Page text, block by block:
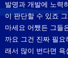
발명과 개발에 노력
이 판단할 수 있죠
마세요 어쨌든 그들
까요 그건 진짜 필
래서 많이 번다면 욕